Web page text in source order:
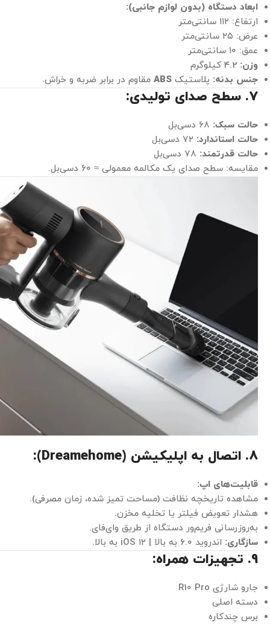
ابعاد دستگاه (بدون لوازم جانبی):
ارتفاع: ۱۱۲ سانتی‌متر
عرض: ۲۵ سانتی‌متر
عمق: ۱۰ سانتی‌متر
وزن:
جنس بدنه: پلاستیک ABS مقاوم در برابر ضربه و خراش.
7. سطح صدای تولیدی:
حالت سبک:
حالت استاندارد:
حالت قدرتمند:
مقایسه: سطح صدای یک مکالمه معمولی ≈ ۶۰ دسی‌بل.
8. اتصال به اپلیکیشن (Dreamehome):
قابلیت‌های اپ:
مشاهده تاریخچه نظافت (مساحت تمیز شده، زمان مصرفی).
هشدار تعویض فیلتر یا تخلیه مخزن.
به‌روزرسانی فریم‌ور دستگاه از طریق وای‌فای.
سازگاری: اندروید ۶.۰ به بالا | iOS ۱۲ به بالا.
9. تجهیزات همراه:
جارو شارژی R10 Pro
دسته اصلی
برس چندکاره